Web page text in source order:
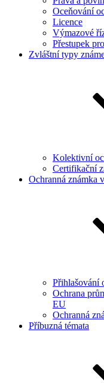
Oceňování
Licence
Výmazové
Přestupek
Zvláštní typy
Kolektivní
Certifikační
Ochranná známka
Přihlašování
Ochrana
EU
Ochranná
Příbuzná témata